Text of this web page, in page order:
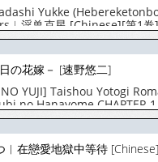
Yukke
淫兽克星 [Chinese][第1卷]
の花嫁－ [速野悠二]
YUJI] Taishou Yotogi
no Hanayome CHAPTER
︱在戀愛地獄中等待